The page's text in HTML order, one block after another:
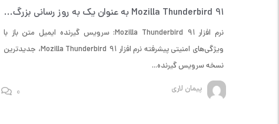
Mozilla Thunderbird 91 به عنوان یک به روز رسانی بزرگ با ویژگی ها متعدد و پیشرفت های جدید منتشر شد
نرم افزار Mozilla Thunderbird 91: سرویس گیرنده ایمیل متن باز با
ویژگی‌های امنیتی پیشرفته نرم افزار Mozilla Thunderbird 91، جدیدترین
نسخه سرویس گیرنده...
پیمان لاری
0